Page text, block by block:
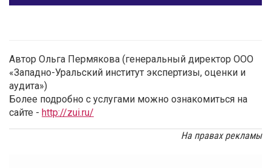
Автор Ольга Пермякова (генеральный директор ООО
«Западно-Уральский институт экспертизы, оценки и
аудита»)
Более подробно с услугами можно ознакомиться на
сайте - http://zui.ru/
На правах рекламы